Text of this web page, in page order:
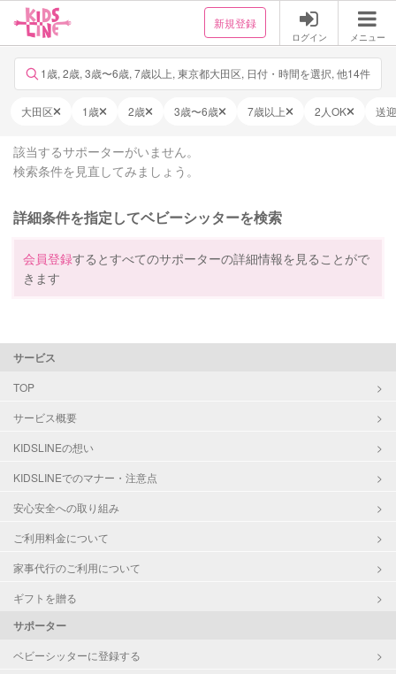
新規登録
ログイン メニュー
1歳, 2歳, 3歳〜6歳, 7歳以上, 東京都大田区, 日付・時間を選択, 他14件
大田区 1歳 2歳 3歳〜6歳 7歳以上 2人OK 送
該当するサポーターがいません。
検索条件を見直してみましょう。
詳細条件を指定してベビーシッターを検索
会員登録するとすべてのサポーターの詳細情報を見ることがで
きます
サービス
TOP
サービス概要
KIDSLINEの想い
KIDSLINEでのマナー・注意点
安心安全への取り組み
ご利用料金について
家事代行のご利用について
ギフトを贈る
サポーター
ベビーシッターに登録する